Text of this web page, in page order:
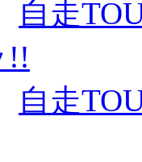
自走
!!
自走